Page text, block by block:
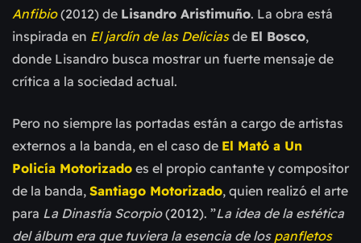
Anfibio(2012) de Lisandro Aristimuño. La obra está
inspirada en El jardín de las Deliciasde El Bosco,
donde Lisandro busca mostrar un fuerte mensaje de
crítica a la sociedad actual.
Pero no siempre las portadas están a cargo de artistas
externos a la banda, en el caso de El Mató a Un
Policía Motorizado es el propio cantante y compositor
de la banda, Santiago Motorizado, quien realizó el arte
para La Dinastía Scorpio(2012). ”La idea de la estética
del álbum era que tuviera la esencia de los panfletos